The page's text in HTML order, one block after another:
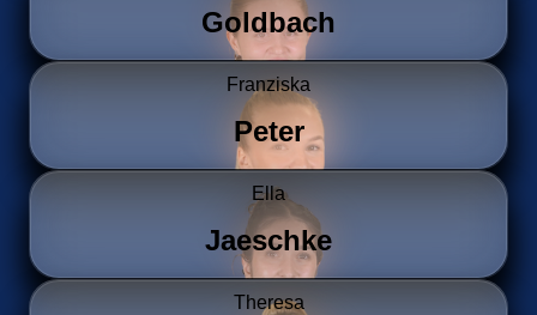
Goldbach
Franziska
Peter
Ella
Jaeschke
Theresa